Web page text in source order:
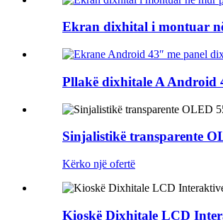
Ekran dixhital i montuar
Pllakë dixhitale A Android
Sinjalistikë transparente
Kërko një ofertë
Kioskë Dixhitale LCD